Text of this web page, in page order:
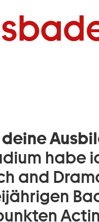
habe
and